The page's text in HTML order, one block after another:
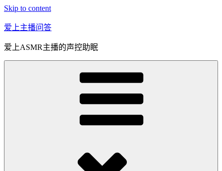
Skip to content
爱上主播问答
爱上ASMR主播的声控助眠